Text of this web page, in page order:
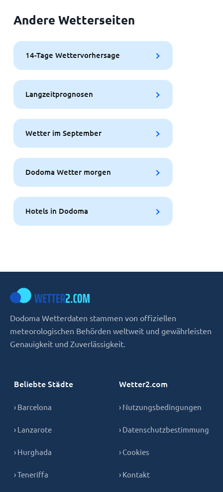
Andere Wetterseiten
14-Tage Wettervorhersage
Langzeitprognosen
Wetter im September
Dodoma Wetter morgen
Hotels in Dodoma
Dodoma Wetterdaten stammen von offiziellen
meteorologischen Behörden weltweit und gewährleisten
Genauigkeit und Zuverlässigkeit.
Beliebte Städte
› Barcelona
› Lanzarote
› Hurghada
› Teneriffa
Wetter2.com
› Nutzungsbedingungen
› Datenschutzbestimmung
› Cookies
› Kontakt